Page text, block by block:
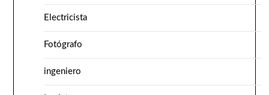
Electricista
Fotógrafo
ingeniero